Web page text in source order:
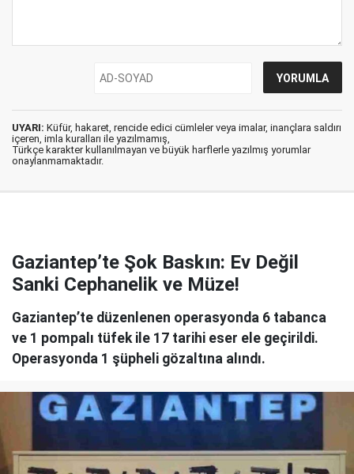
UYARI: Küfür, hakaret, rencide edici cümleler veya imalar, inançlara saldırı
içeren, imla kuralları ile yazılmamış,
Türkçe karakter kullanılmayan ve büyük harflerle yazılmış yorumlar
onaylanmamaktadır.
Gaziantep’te Şok Baskın: Ev Değil
Sanki Cephanelik ve Müze!
Gaziantep’te düzenlenen operasyonda 6 tabanca
ve 1 pompalı tüfek ile 17 tarihi eser ele geçirildi.
Operasyonda 1 şüpheli gözaltına alındı.